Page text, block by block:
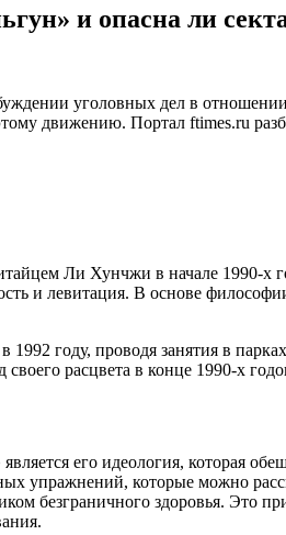
и опасна ли
уголовных дел в
движению. Портал ftimes.ru
Ли Хунчжи в начале 1990-х
и левитация. В основе
году, проводя занятия в
расцвета в конце 1990-х
его идеология, которая
упражнений, которые можно
безграничного здоровья. Это